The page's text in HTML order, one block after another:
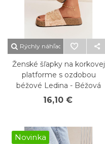
Rýchly náhľad
Ženské šľapky na korkovej
platforme s ozdobou
béžové Ledina - Béžová
16,10 €
Novinka